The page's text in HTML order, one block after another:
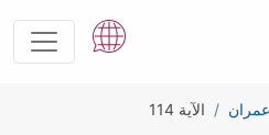
الآية 114